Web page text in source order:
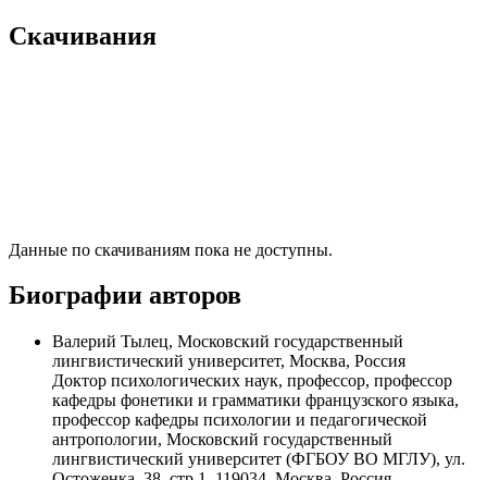
Скачивания
Данные по скачиваниям пока не доступны.
Биографии авторов
Валерий Тылец, Московский государственный
лингвистический университет, Москва, Россия
Доктор психологических наук, профессор, профессор
кафедры фонетики и грамматики французского языка,
профессор кафедры психологии и педагогической
антропологии, Московский государственный
лингвистический университет (ФГБОУ ВО МГЛУ), ул.